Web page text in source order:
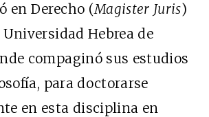
en Derecho (Magister Juris)
Universidad Hebrea de
compaginó sus estudios
para doctorarse
en esta disciplina en